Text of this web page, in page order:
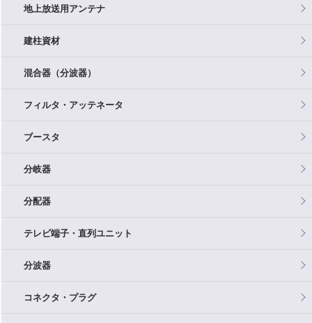
地上放送用アンテナ
建柱資材
混合器（分波器）
フィルタ・アッテネータ
ブースタ
分岐器
分配器
テレビ端子・直列ユニット
分波器
コネクタ・プラグ